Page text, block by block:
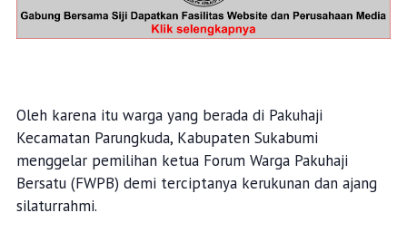
Oleh karena itu warga yang berada di Pakuhaji
Kecamatan Parungkuda, Kabupaten Sukabumi
menggelar pemilihan ketua Forum Warga Pakuhaji
Bersatu (FWPB) demi terciptanya kerukunan dan ajang
silaturrahmi.